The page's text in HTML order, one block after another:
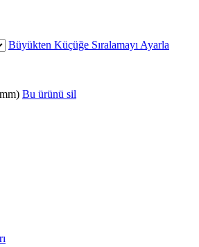
Büyükten Küçüğe Sıralamayı Ayarla
Bu ürünü sil